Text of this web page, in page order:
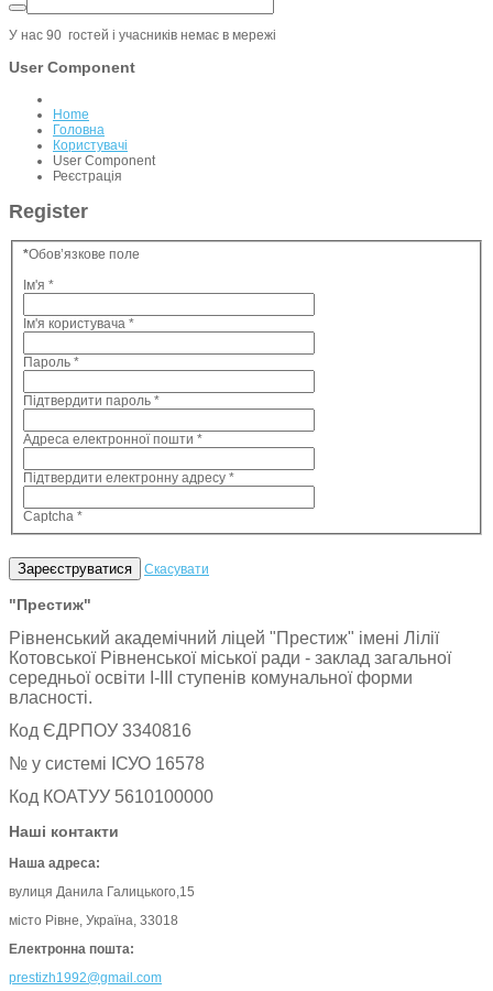
У нас 90 гостей i учасників немає в мережі
User Component
Home
Головна
Користувачі
User Component
Реєстрація
Register
*Обов’язкове поле
Ім'я *
Ім'я користувача *
Пароль *
Підтвердити пароль *
Адреса електронної пошти *
Підтвердити електронну адресу *
Captcha *
Зареєструватися Скасувати
"Престиж"
Рівненський академічний ліцей "Престиж" імені Лілії
Котовської Рівненської міської ради - заклад загальної
середньої освіти І-ІІІ ступенів комунальної форми
власності.
Код ЄДРПОУ 3340816
№ у системі ІСУО 16578
Код КОАТУУ 5610100000
Наші контакти
Наша адреса:
вулиця Данила Галицького,15
місто Рівне, Україна, 33018
Електронна пошта:
prestizh1992@gmail.com